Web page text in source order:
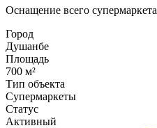
Оснащение всего супермаркета
Город
Душанбе
Площадь
700 м²
Тип объекта
Супермаркеты
Статус
Активный